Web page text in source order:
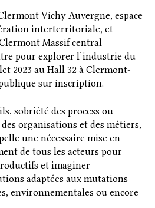
Vichy Auvergne, espace
interterritoriale, et
Massif central
pour explorer l’industrie du
2023 au Hall 32 à Clermont-
sur inscription.
sobriété des process ou
organisations et des métiers,
une nécessaire mise en
de tous les acteurs pour
et imaginer
adaptées aux mutations
environnementales ou encore